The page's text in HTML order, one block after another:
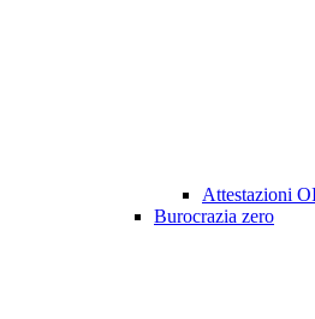
Attestazioni
Burocrazia zero